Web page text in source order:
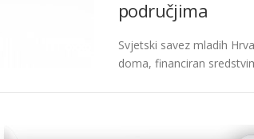
područjima
Svjetski savez mladih
doma, financiran